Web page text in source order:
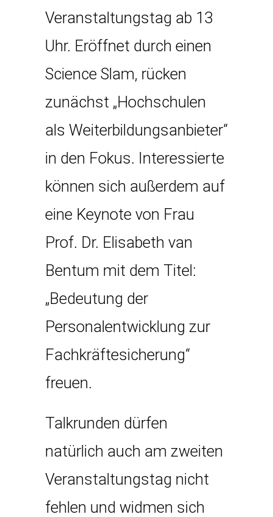
Veranstaltungstag ab 13
Uhr. Eröffnet durch einen
Science Slam, rücken
zunächst „Hochschulen
als Weiterbildungsanbieter“
in den Fokus. Interessierte
können sich außerdem auf
eine Keynote von Frau
Prof. Dr. Elisabeth van
Bentum mit dem Titel:
„Bedeutung der
Personalentwicklung zur
Fachkräftesicherung“
freuen.
Talkrunden dürfen
natürlich auch am zweiten
Veranstaltungstag nicht
fehlen und widmen sich